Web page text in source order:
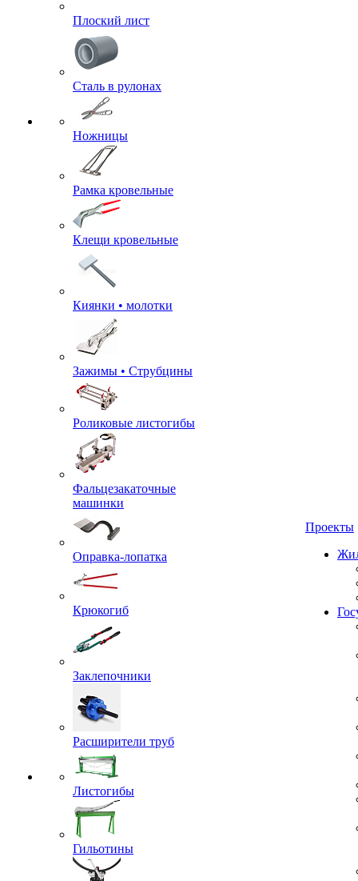
Плоский лист
Сталь в рулонах
Ножницы
Рамка кровельные
Клещи кровельные
Киянки • молотки
Зажимы • Струбцины
Роликовые листогибы
Фальцезакаточные
машинки
Оправка-лопатка
Крюкогиб
Заклепочники
Расширители труб
Листогибы
Гильотины